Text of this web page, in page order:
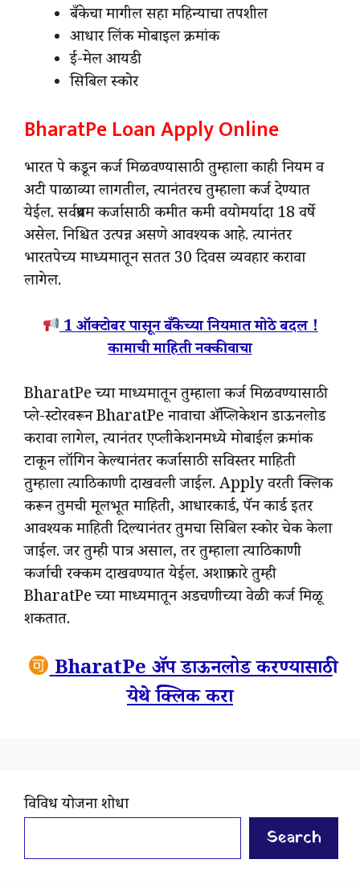
बँकेचा मागील सहा महिन्याचा तपशील
आधार लिंक मोबाइल क्रमांक
ई-मेल आयडी
सिबिल स्कोर
BharatPe Loan Apply Online
भारत पे कडून कर्ज मिळवण्यासाठी तुम्हाला काही नियम व
अटी पाळाव्या लागतील, त्यानंतरच तुम्हाला कर्ज देण्यात
येईल. सर्वप्रथम कर्जासाठी कमीत कमी वयोमर्यादा 18 वर्षे
असेल. निश्चित उत्पन्न असणे आवश्यक आहे. त्यानंतर
भारतपेच्य माध्यमातून सतत 30 दिवस व्यवहार करावा
लागेल.
1 ऑक्टोबर पासून बँकेच्या नियमात मोठे बदल !
कामाची माहिती नक्की वाचा
BharatPe च्या माध्यमातून तुम्हाला कर्ज मिळवण्यासाठी
प्ले-स्टोरवरून BharatPe नावाचा ॲप्लिकेशन डाऊनलोड
करावा लागेल, त्यानंतर एप्लीकेशनमध्ये मोबाईल क्रमांक
टाकून लॉगिन केल्यानंतर कर्जासाठी सविस्तर माहिती
तुम्हाला त्याठिकाणी दाखवली जाईल. Apply वरती क्लिक
करून तुमची मूलभूत माहिती, आधारकार्ड, पॅन कार्ड इतर
आवश्यक माहिती दिल्यानंतर तुमचा सिबिल स्कोर चेक केला
जाईल. जर तुम्ही पात्र असाल, तर तुम्हाला त्याठिकाणी
कर्जाची रक्कम दाखवण्यात येईल. अशाप्रकारे तुम्ही
BharatPe च्या माध्यमातून अडचणीच्या वेळी कर्ज मिळू
शकतात.
BharatPe ॲप डाऊनलोड करण्यासाठी
येथे क्लिक करा
विविध योजना शोधा
Search